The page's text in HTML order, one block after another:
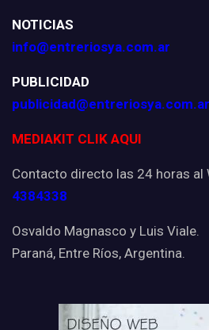
NOTICIAS
info@entreriosya.com.ar
PUBLICIDAD
publicidad@entreriosya.com.ar
MEDIAKIT CLIK AQUI
Contacto directo las 24 horas al
4384338
Osvaldo Magnasco y Luis Viale.
Paraná, Entre Ríos, Argentina.